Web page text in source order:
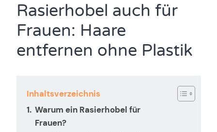
Rasierhobel auch für
Frauen: Haare
entfernen ohne Plastik
Inhaltsverzeichnis
Warum ein Rasierhobel für
Frauen?